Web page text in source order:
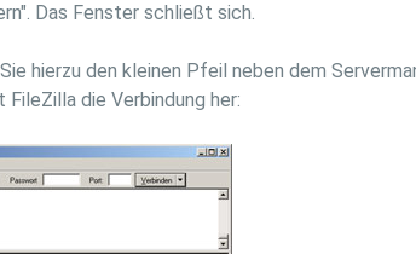
Das Fenster schließt sich.
hierzu den kleinen Pfeil neben dem
die Verbindung her: